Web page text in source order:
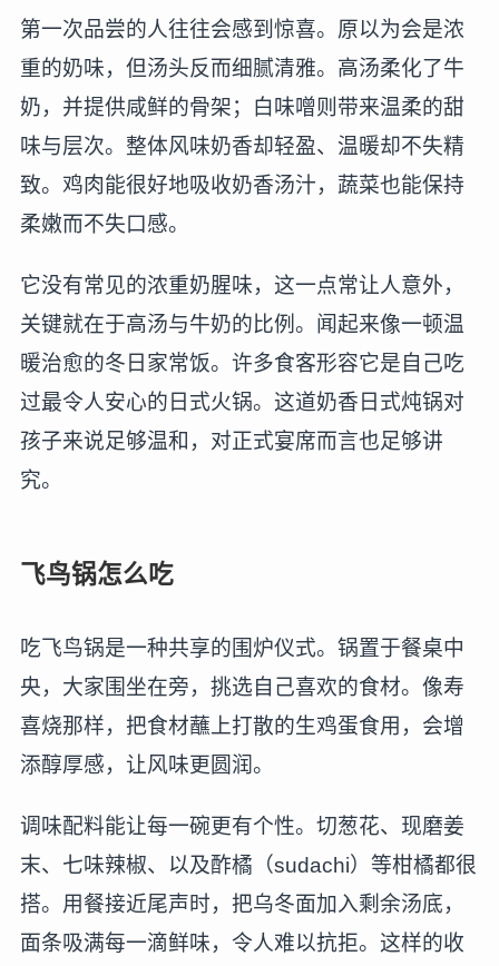
第一次品尝的人往往会感到惊喜。原以为会是浓
重的奶味，但汤头反而细腻清雅。高汤柔化了牛
奶，并提供咸鲜的骨架；白味噌则带来温柔的甜
味与层次。整体风味奶香却轻盈、温暖却不失精
致。鸡肉能很好地吸收奶香汤汁，蔬菜也能保持
柔嫩而不失口感。
它没有常见的浓重奶腥味，这一点常让人意外，
关键就在于高汤与牛奶的比例。闻起来像一顿温
暖治愈的冬日家常饭。许多食客形容它是自己吃
过最令人安心的日式火锅。这道奶香日式炖锅对
孩子来说足够温和，对正式宴席而言也足够讲
究。
飞鸟锅怎么吃
吃飞鸟锅是一种共享的围炉仪式。锅置于餐桌中
央，大家围坐在旁，挑选自己喜欢的食材。像寿
喜烧那样，把食材蘸上打散的生鸡蛋食用，会增
添醇厚感，让风味更圆润。
调味配料能让每一碗更有个性。切葱花、现磨姜
末、七味辣椒、以及酢橘（sudachi）等柑橘都很
搭。用餐接近尾声时，把乌冬面加入剩余汤底，
面条吸满每一滴鲜味，令人难以抗拒。这样的收